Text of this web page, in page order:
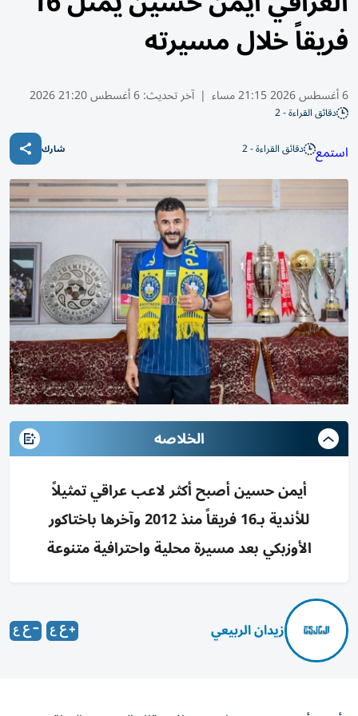
فريقاً خلال مسيرته
6 أغسطس 2026 21:15 مساء | آخر تحديث:6 أغسطس 21:20 2026
دقائق القراءة - 2
استمع دقائق القراءة - 2 شارك
الخلاصه
أيمن حسين أصبح أكثر لاعب عراقي تمثيلاً
للأندية بـ16 فريقاً منذ 2012 وآخرها باختاكور
الأوزبكي بعد مسيرة محلية واحترافية متنوعة
زيدان الربيعي